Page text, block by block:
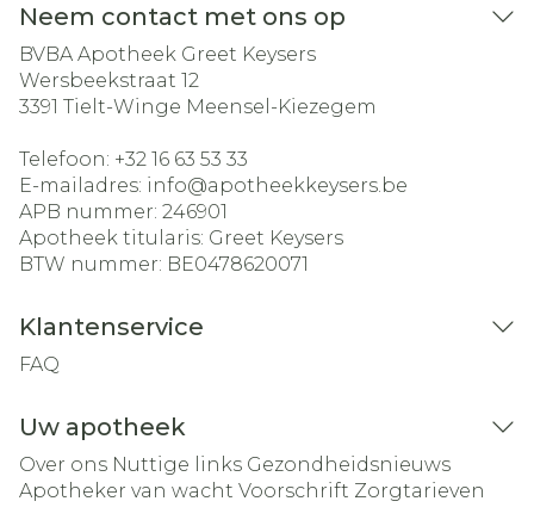
Neem contact met ons op
BVBA Apotheek Greet Keysers
Wersbeekstraat 12
3391 Tielt-Winge Meensel-Kiezegem
Telefoon: +32 16 63 53 33
E-mailadres: info@apotheekkeysers.be
APB nummer: 246901
Apotheek titularis: Greet Keysers
BTW nummer: BE0478620071
Klantenservice
FAQ
Uw apotheek
Over ons Nuttige links Gezondheidsnieuws
Apotheker van wacht Voorschrift Zorgtarieven